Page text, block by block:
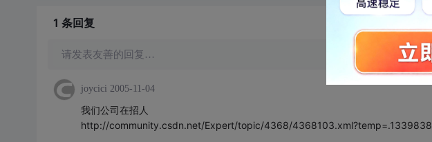
1 条回复
请发表友善的回复…
joycici 2005-11-04
我们公司在招人
http://community.csdn.net/Expert/topic/4368/4368103.xml?temp=.1339838